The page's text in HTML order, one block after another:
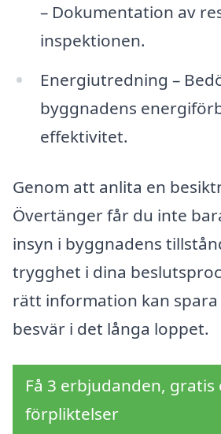
– Dokumentation av
inspektionen.
Energiutredning –
byggnadens
effektivitet.
Genom att anlita en
Övertänger får du inte
insyn i byggnadens
trygghet i dina
rätt information kan
besvär i det långa loppet.
Få 3 erbjudanden, gratis
förpliktelser